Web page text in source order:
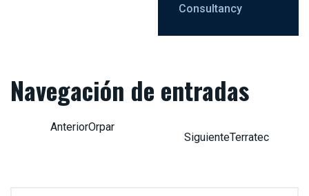
Consultancy
Navegación de entradas
Orpar
Terratec